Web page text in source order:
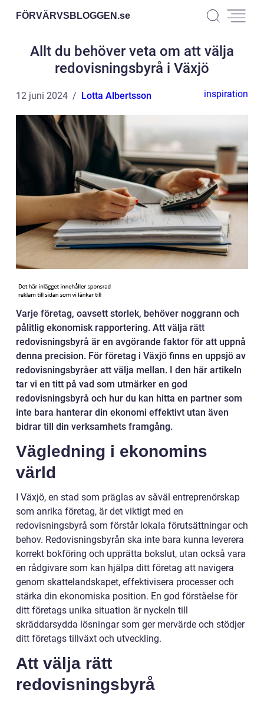
FÖRVÄRVSBLOGGEN.se
Allt du behöver veta om att välja
redovisningsbyrå i Växjö
12 juni 2024 Lotta Albertsson inspiration
Varje företag, oavsett storlek, behöver noggrann och
pålitlig ekonomisk rapportering. Att välja rätt
redovisningsbyrå är en avgörande faktor för att uppnå
denna precision. För företag i Växjö finns en uppsjö av
redovisningsbyråer att välja mellan. I den här artikeln
tar vi en titt på vad som utmärker en god
redovisningsbyrå och hur du kan hitta en partner som
inte bara hanterar din ekonomi effektivt utan även
bidrar till din verksamhets framgång.
Vägledning i ekonomins
värld
I Växjö, en stad som präglas av såväl entreprenörskap
som anrika företag, är det viktigt med en
redovisningsbyrå som förstår lokala förutsättningar och
behov. Redovisningsbyrån ska inte bara kunna leverera
korrekt bokföring och upprätta bokslut, utan också vara
en rådgivare som kan hjälpa ditt företag att navigera
genom skattelandskapet, effektivisera processer och
stärka din ekonomiska position. En god förståelse för
ditt företags unika situation är nyckeln till
skräddarsydda lösningar som ger mervärde och stödjer
ditt företags tillväxt och utveckling.
Att välja rätt
redovisningsbyrå